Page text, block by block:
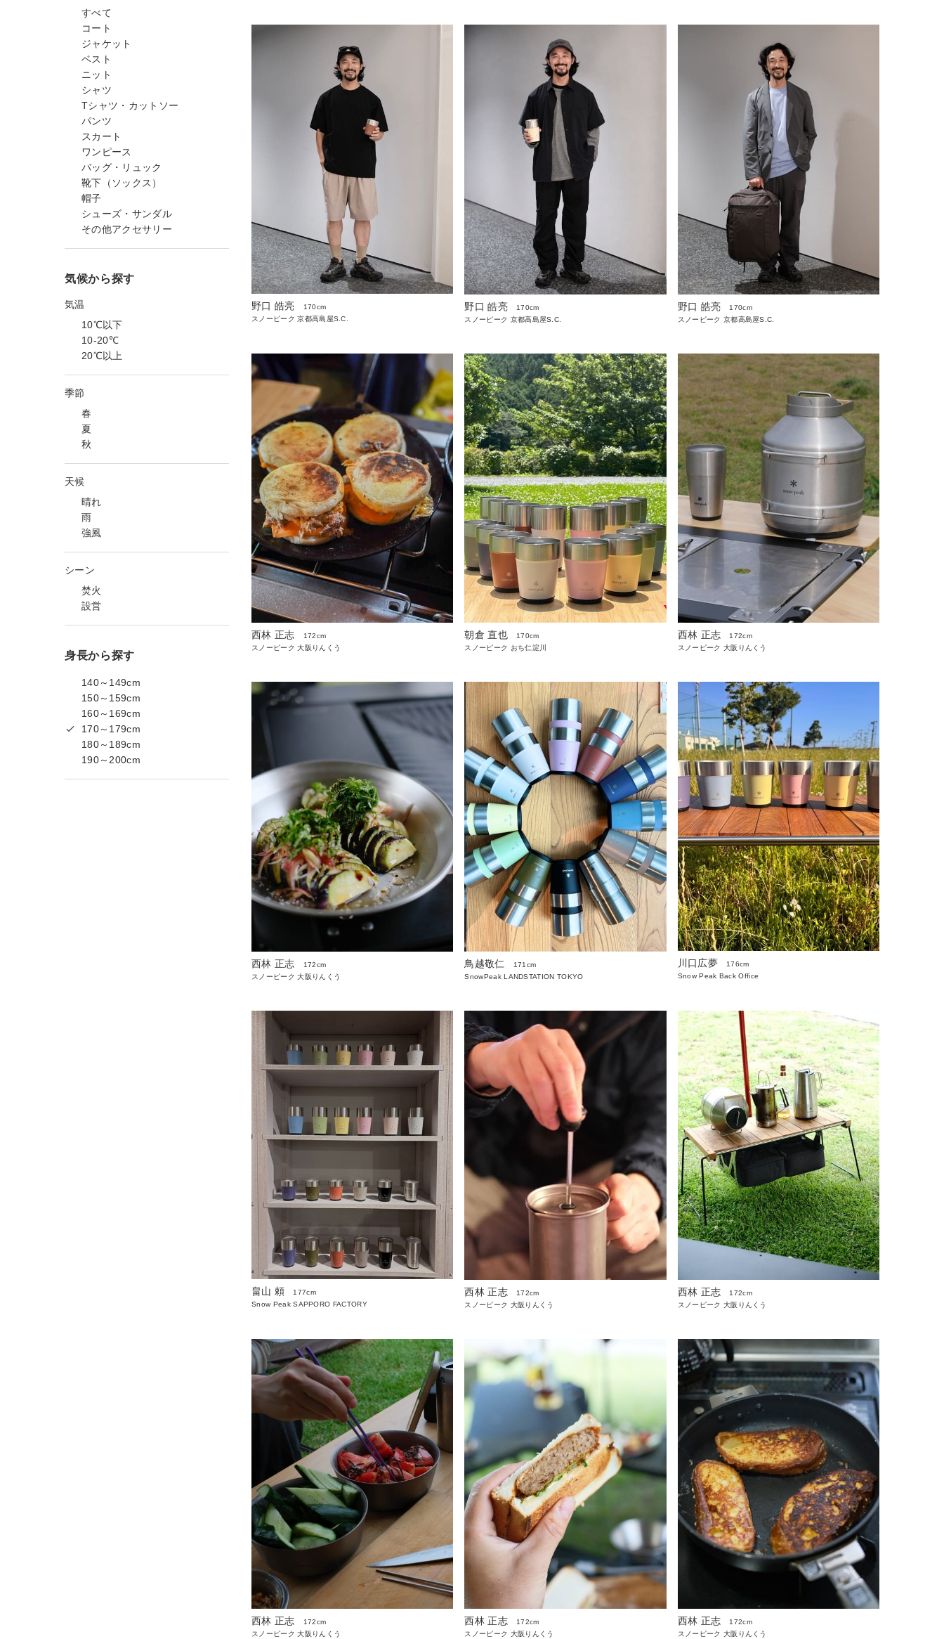
すべて
コート
ジャケット
ベスト
ニット
シャツ
Tシャツ・カットソー
パンツ
スカート
ワンピース
バッグ・リュック
靴下（ソックス）
帽子
シューズ・サンダル
その他アクセサリー
気候から探す
気温
10℃以下
10-20℃
20℃以上
季節
春
夏
秋
天候
晴れ
雨
強風
シーン
焚火
設営
身長から探す
140～149cm
150～159cm
160～169cm
170～179cm
180～189cm
190～200cm
野口 皓亮
170cm
スノーピーク 京都高島屋S.C.
野口 皓亮
170cm
スノーピーク 京都高島屋S.C.
野口 皓亮
170cm
スノーピーク 京都高島屋S.C.
西林 正志
172cm
スノーピーク 大阪りんくう
朝倉 直也
170cm
スノーピーク おち仁淀川
西林 正志
172cm
スノーピーク 大阪りんくう
西林 正志
172cm
スノーピーク 大阪りんくう
鳥越敬仁
171cm
SnowPeak LANDSTATION TOKYO
川口広夢
176cm
Snow Peak Back Office
畠山 頼
177cm
Snow Peak SAPPORO FACTORY
西林 正志
172cm
スノーピーク 大阪りんくう
西林 正志
172cm
スノーピーク 大阪りんくう
西林 正志
172cm
スノーピーク 大阪りんくう
西林 正志
172cm
スノーピーク 大阪りんくう
西林 正志
172cm
スノーピーク 大阪りんくう